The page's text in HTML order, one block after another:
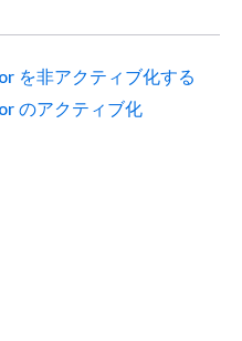
を非アクティブ化する
のアクティブ化